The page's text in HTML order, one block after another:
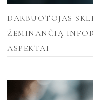
DARBUOTOJAS
ŽEMINANČIĄ
ASPEKTAI